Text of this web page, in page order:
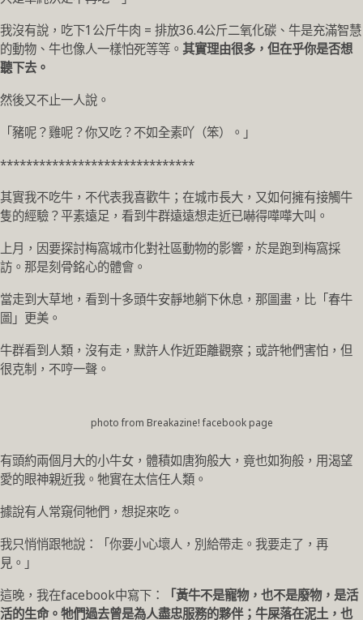
我沒有說，吃下1公斤牛肉 = 排放36.4公斤二氧化碳、牛是充滿智慧
的動物、牛也像人一樣怕死等等。 其實理由很多，但在乎你是否想
聽下去。
然後又不止一人說。
「豬呢？雞呢？你又吃？不如全素吖（笨）。」
******************************
其實我不吃牛，不代表我喜歡牛；在城市長大，又如何擁有接觸牛
隻的經驗？平素遠足，看到牛群遠遠想走近已嚇得嘩嘩大叫。
上月，因要探討梅窩城市化對社區動物的影響，於是跑到梅窩採
訪。那是刻骨銘心的體會。
當走到大草地，看到十多頭牛安靜地躺下休息，那圖畫，比「春牛
圖」更美。
牛群看到人類，沒有走，默許人作近距離觀察；或許牠們害怕，但
很克制，不哼一聲。
photo from Breakazine! facebook page
有頭約兩個月大的小牛女，體積如唐狗般大，竟也如狗般，用渴望
愛的眼神親近我。牠實在太信任人類。
據說有人常窺伺牠們，想捉來吃。
我只悄悄跟牠說：「你要小心壞人，別給帶走。我要走了，再
見。」
這晚，我在facebook中寫下：
「黃牛不是寵物，也不是廢物，是活
活的生命。牠們過去曾是為人盡忠服務的夥伴；牛屎落在泥土，也